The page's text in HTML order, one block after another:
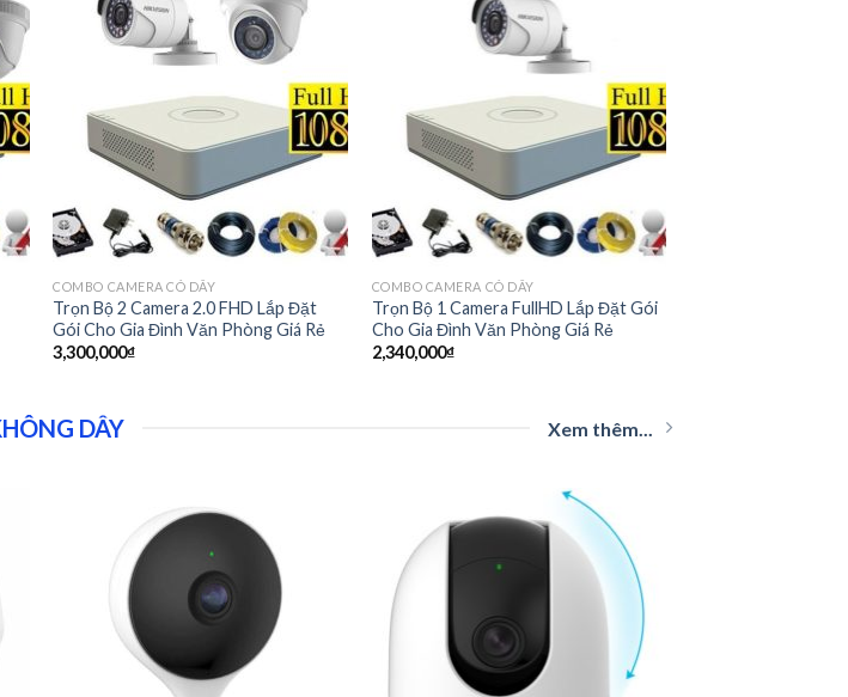
COMBO CAMERA CÓ DÂY
Trọn Bộ 2 Camera 2.0 FHD Lắp Đặt
Gói Cho Gia Đình Văn Phòng Giá Rẻ
3,300,000₫
COMBO CAMERA CÓ DÂY
Trọn Bộ 1 Camera FullHD Lắp Đặt Gói
Cho Gia Đình Văn Phòng Giá Rẻ
2,340,000₫
DÂY Xem thêm...